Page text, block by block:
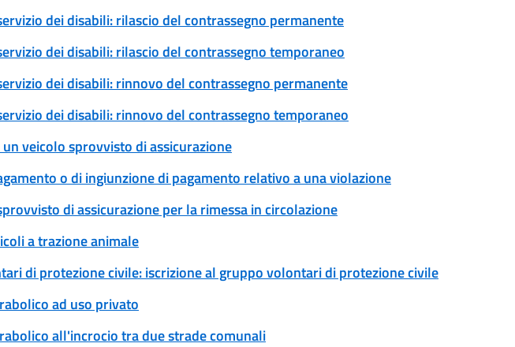
dei disabili: rilascio del contrassegno permanente
dei disabili: rilascio del contrassegno temporaneo
dei disabili: rinnovo del contrassegno permanente
dei disabili: rinnovo del contrassegno temporaneo
veicolo sprovvisto di assicurazione
o di ingiunzione di pagamento relativo a una violazione
di assicurazione per la rimessa in circolazione
a trazione animale
di protezione civile: iscrizione al gruppo volontari di protezione civile
ad uso privato
all'incrocio tra due strade comunali